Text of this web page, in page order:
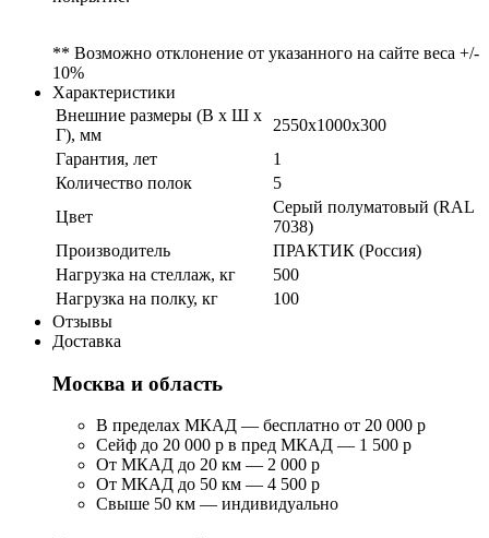
** Возможно отклонение от указанного на сайте веса +/-
10%
Характеристики
Внешние размеры (В х Ш х
Г), мм
2550x1000x300
Гарантия, лет
1
Количество полок
5
Цвет
Серый полуматовый (RAL
7038)
Производитель
ПРАКТИК (Россия)
Нагрузка на стеллаж, кг
500
Нагрузка на полку, кг
100
Отзывы
Доставка
Москва и область
В пределах МКАД — бесплатно от 20 000 р
Сейф до 20 000 р в пред МКАД — 1 500 р
От МКАД до 20 км — 2 000 р
От МКАД до 50 км — 4 500 р
Свыше 50 км — индивидуально